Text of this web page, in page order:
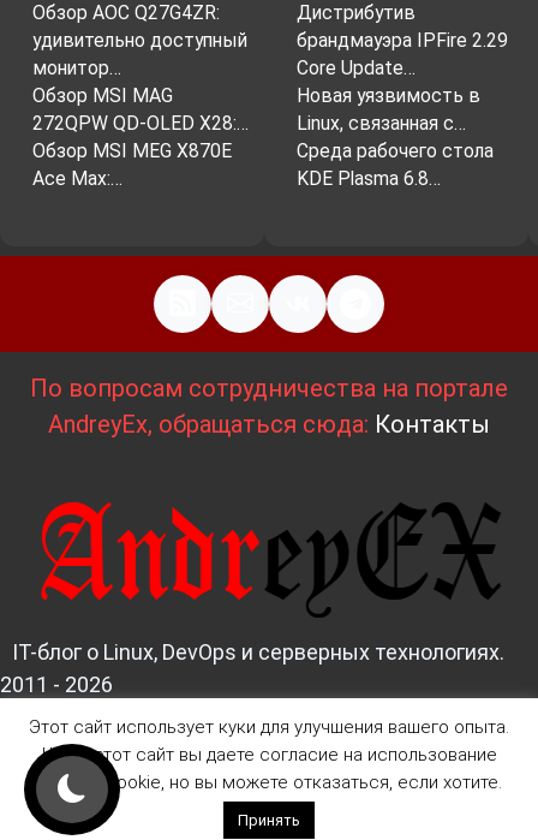
Обзор AOC Q27G4ZR:
удивительно доступный
монитор…
Обзор MSI MAG
272QPW QD-OLED X28:…
Обзор MSI MEG X870E
Ace Max:…
Дистрибутив
брандмауэра IPFire 2.29
Core Update…
Новая уязвимость в
Linux, связанная с…
Среда рабочего стола
KDE Plasma 6.8…
По вопросам сотрудничества на портале
AndreyEx, обращаться сюда: Контакты
IT-блог о Linux, DevOps и серверных технологиях.
2011 - 2026
Дизайн и верстка:AndreyEx
Этот сайт использует куки для улучшения вашего опыта.
Читая этот сайт вы даете согласие на использование
файлов Cookie, но вы можете отказаться, если хотите.
Принять